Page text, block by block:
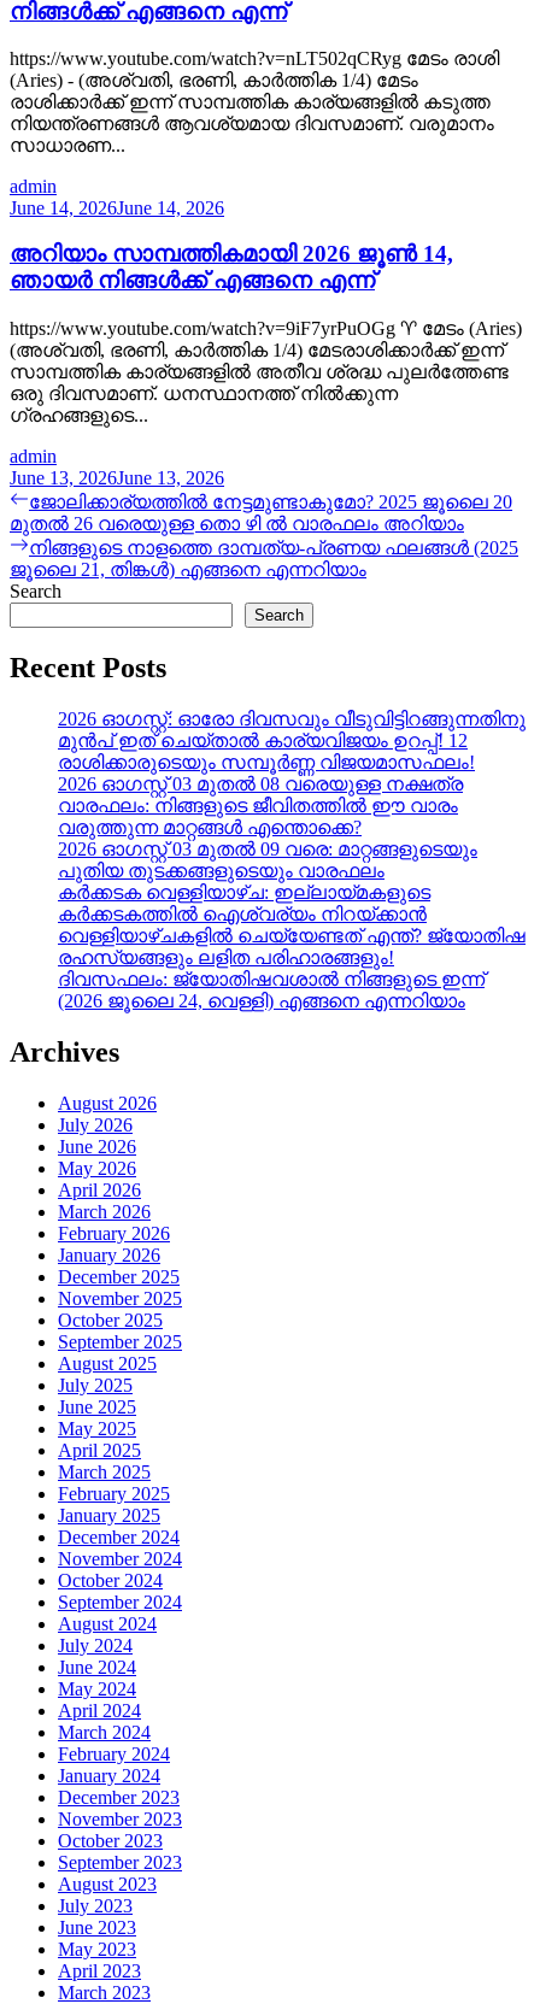
നിങ്ങൾക്ക് എങ്ങനെ എന്ന്
https://www.youtube.com/watch?v=nLT502qCRyg മേടം രാശി
(Aries) - (അശ്വതി, ഭരണി, കാർത്തിക 1/4) മേടം
രാശിക്കാർക്ക് ഇന്ന് സാമ്പത്തിക കാര്യങ്ങളിൽ കടുത്ത
നിയന്ത്രണങ്ങൾ ആവശ്യമായ ദിവസമാണ്. വരുമാനം
സാധാരണ...
admin
June 14, 2026June 14, 2026
അറിയാം സാമ്പത്തികമായി 2026 ജൂൺ 14,
ഞായർ നിങ്ങൾക്ക് എങ്ങനെ എന്ന്
https://www.youtube.com/watch?v=9iF7yrPuOGg ♈ മേടം (Aries)
(അശ്വതി, ഭരണി, കാർത്തിക 1/4) മേടരാശിക്കാർക്ക് ഇന്ന്
സാമ്പത്തിക കാര്യങ്ങളിൽ അതീവ ശ്രദ്ധ പുലർത്തേണ്ട
ഒരു ദിവസമാണ്. ധനസ്ഥാനത്ത് നിൽക്കുന്ന
ഗ്രഹങ്ങളുടെ...
admin
June 13, 2026June 13, 2026
Post
navigation
Previous
post:
ജോലിക്കാര്യത്തിൽ നേട്ടമുണ്ടാകുമോ? 2025 ജൂലൈ 20
മുതൽ 26 വരെയുള്ള തൊ ഴി ൽ വാരഫലം അറിയാം
Next
post:
നിങ്ങളുടെ നാളത്തെ ദാമ്പത്യ-പ്രണയ ഫലങ്ങൾ (2025
ജൂലൈ 21, തിങ്കൾ) എങ്ങനെ എന്നറിയാം
Search
Search
Recent Posts
2026 ഓഗസ്റ്റ്: ഓരോ ദിവസവും വീടുവിട്ടിറങ്ങുന്നതിനു
മുൻപ് ഇത് ചെയ്താൽ കാര്യവിജയം ഉറപ്പ്! 12
രാശിക്കാരുടെയും സമ്പൂർണ്ണ വിജയമാസഫലം!
2026 ഓഗസ്റ്റ് 03 മുതൽ 08 വരെയുള്ള നക്ഷത്ര
വാരഫലം: നിങ്ങളുടെ ജീവിതത്തിൽ ഈ വാരം
വരുത്തുന്ന മാറ്റങ്ങൾ എന്തൊക്കെ?
2026 ഓഗസ്റ്റ് 03 മുതൽ 09 വരെ: മാറ്റങ്ങളുടെയും
പുതിയ തുടക്കങ്ങളുടെയും വാരഫലം
കർക്കടക വെള്ളിയാഴ്ച: ഇല്ലായ്മകളുടെ
കർക്കടകത്തിൽ ഐശ്വര്യം നിറയ്ക്കാൻ
വെള്ളിയാഴ്ചകളിൽ ചെയ്യേണ്ടത് എന്ത്? ജ്യോതിഷ
രഹസ്യങ്ങളും ലളിത പരിഹാരങ്ങളും!
ദിവസഫലം: ജ്യോതിഷവശാൽ നിങ്ങളുടെ ഇന്ന്‌
(2026 ജൂലൈ 24, വെള്ളി) എങ്ങനെ എന്നറിയാം
Archives
August 2026
July 2026
June 2026
May 2026
April 2026
March 2026
February 2026
January 2026
December 2025
November 2025
October 2025
September 2025
August 2025
July 2025
June 2025
May 2025
April 2025
March 2025
February 2025
January 2025
December 2024
November 2024
October 2024
September 2024
August 2024
July 2024
June 2024
May 2024
April 2024
March 2024
February 2024
January 2024
December 2023
November 2023
October 2023
September 2023
August 2023
July 2023
June 2023
May 2023
April 2023
March 2023